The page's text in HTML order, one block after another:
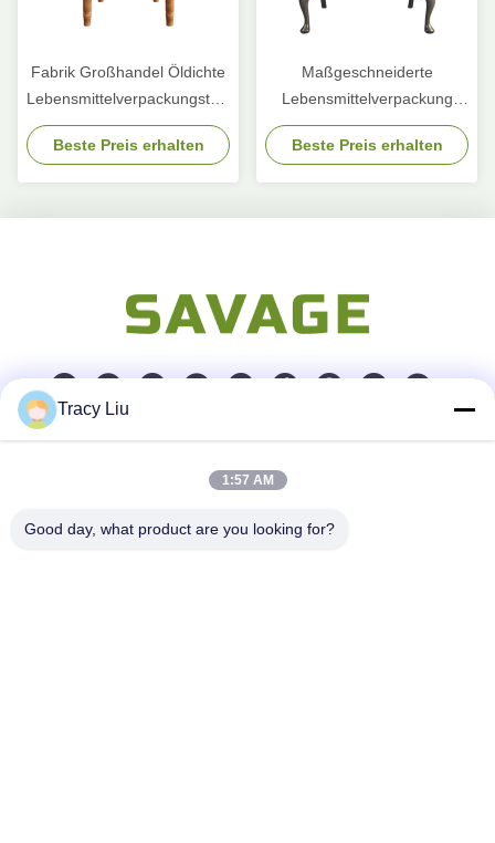
Fabrik Großhandel Öldichte
Lebensmittelverpackungstüte
Toast Brot Außenverkäufer
Boden Kraftpapiertüte
Beste Preis erhalten
Maßgeschneiderte
Lebensmittelverpackung
Kraft-Takeaway-Lebensmittel
Brot Papiertüte für
Beste Preis erhalten
Blockieren Sie A, YouYi-Industriegebiet, Xiamao-Dorf,
Tracy Liu
1:57 AM
Good day, what product are you looking for?